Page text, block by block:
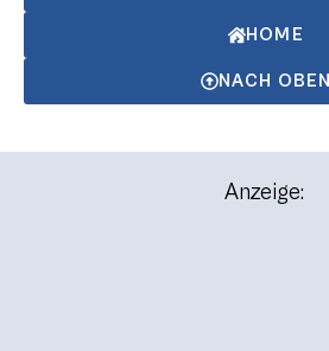
HOME
NACH OBEN
Anzeige: